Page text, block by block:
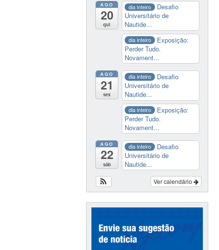
AGO
20
qui
dia inteiro
Desafio
Universitário de
Nautide...
dia inteiro
Exposição:
Perder Tudo.
Novament...
AGO
21
sex
dia inteiro
Desafio
Universitário de
Nautide...
dia inteiro
Exposição:
Perder Tudo.
Novament...
AGO
22
sáb
dia inteiro
Desafio
Universitário de
Nautide...
Ver calendário